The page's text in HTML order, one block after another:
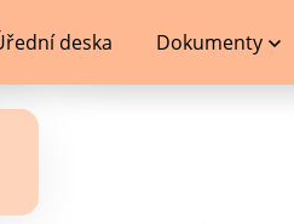
deska Dokumenty